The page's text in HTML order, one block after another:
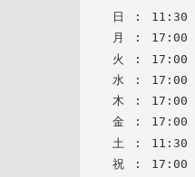
日 : 11 : 30
月
: 17 : 00
火
: 17 : 00
水
: 17 : 00
木
: 17 : 00
金
: 17 : 00
土
: 11 : 30
祝 : 17 : 00